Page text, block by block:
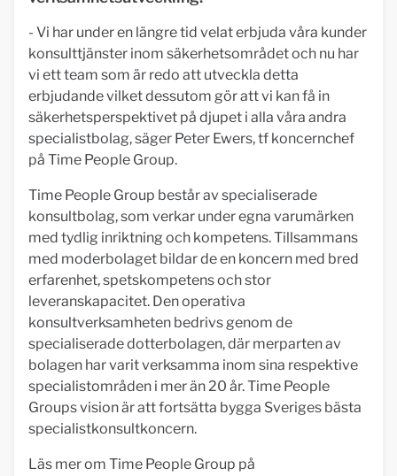
- Vi har under en längre tid velat erbjuda våra kunder
konsulttjänster inom säkerhetsområdet och nu har
vi ett team som är redo att utveckla detta
erbjudande vilket dessutom gör att vi kan få in
säkerhetsperspektivet på djupet i alla våra andra
specialistbolag, säger Peter Ewers, tf koncernchef
på Time People Group.
Time People Group består av specialiserade
konsultbolag, som verkar under egna varumärken
med tydlig inriktning och kompetens. Tillsammans
med moderbolaget bildar de en koncern med bred
erfarenhet, spetskompetens och stor
leveranskapacitet. Den operativa
konsultverksamheten bedrivs genom de
specialiserade dotterbolagen, där merparten av
bolagen har varit verksamma inom sina respektive
specialistområden i mer än 20 år. Time People
Groups vision är att fortsätta bygga Sveriges bästa
specialistkonsultkoncern.
Läs mer om Time People Group på